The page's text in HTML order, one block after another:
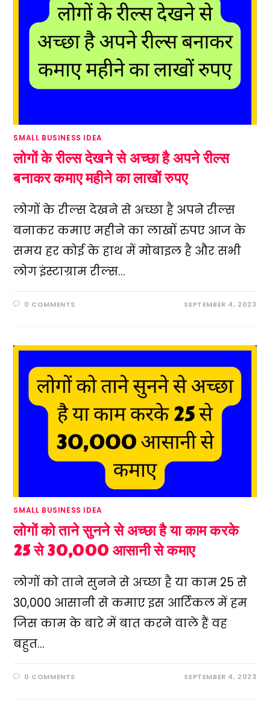
SMALL BUSINESS IDEA
लोगों के रील्स देखने से अच्छा है अपने रील्स
बनाकर कमाए महीने का लाखों रुपए
लोगों के रील्स देखने से अच्छा है अपने रील्स
बनाकर कमाए महीने का लाखों रुपए आज के
समय हर कोई के हाथ में मोबाइल है और सभी
लोग इंस्टाग्राम रील्स…
0 COMMENTS SEPTEMBER 4, 2023
SMALL BUSINESS IDEA
लोगों को ताने सुनने से अच्छा है या काम करके
25 से 30,000 आसानी से कमाए
लोगों को ताने सुनने से अच्छा है या काम 25 से
30,000 आसानी से कमाए इस आर्टिकल में हम
जिस काम के बारे में बात करने वाले हैं वह
बहुत…
0 COMMENTS SEPTEMBER 4, 2023